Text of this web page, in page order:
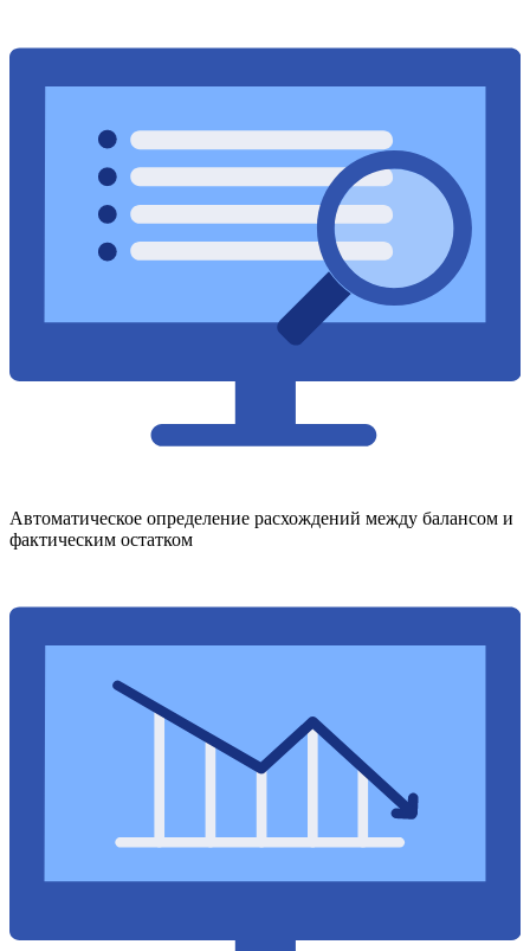
Автоматическое определение расхождений между балансом и
фактическим остатком